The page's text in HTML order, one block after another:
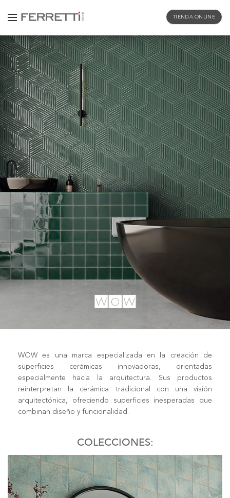
TIENDA ONLINE
WOW es una marca especializada en la creación de
superficies cerámicas innovadoras, orientadas
especialmente hacia la arquitectura.
Sus productos
reinterpretan la cerámica tradicional con una visión
arquitectónica, ofreciendo superficies inesperadas que
combinan diseño y funcionalidad.
COLECCIONES: